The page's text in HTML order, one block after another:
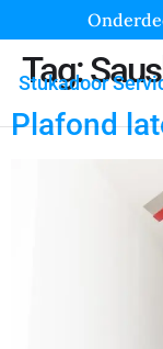
Stukadoor
Tag:
Plafond